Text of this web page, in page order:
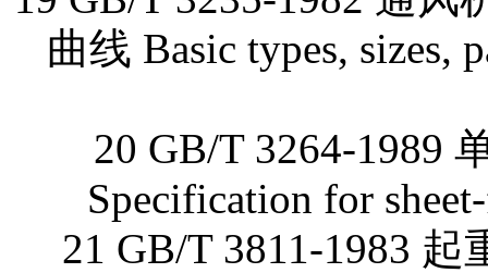
曲线 Basic types, sizes,
20 GB/T 3264-1989
Specification for
21 GB/T 3811-1983 起